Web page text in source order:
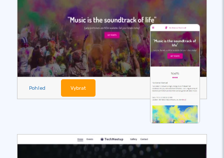
Pohled Vybrat